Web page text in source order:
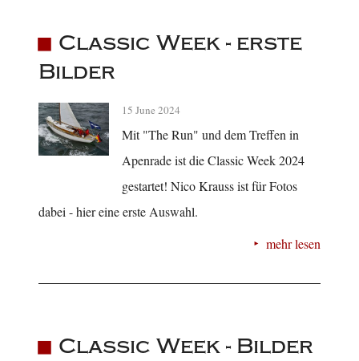
Classic Week - erste
Bilder
15 June 2024
Mit "The Run" und dem Treffen in
Apenrade ist die Classic Week 2024
gestartet! Nico Krauss ist für Fotos
dabei - hier eine erste Auswahl.
mehr lesen
Classic Week - Bilder